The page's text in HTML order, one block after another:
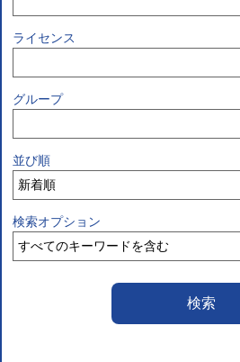
ライセンス
グループ
並び順
検索オプション